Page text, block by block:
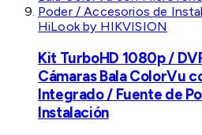
HiLook by HIKVISION
Kit TurboHD 1080p /
Cámaras Bala ColorVu
Integrado / Fuente de
Instalación